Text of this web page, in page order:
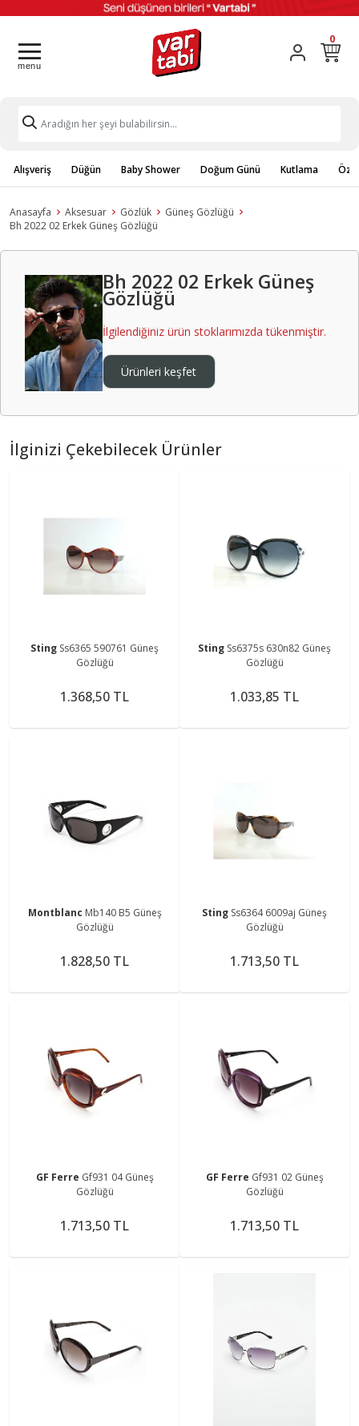
0
Alışveriş Düğün Baby Shower Doğum Günü Kutlama
Anasayfa Aksesuar Gözlük
Güneş Gözlüğü
Bh 2022 02 Erkek Güneş Gözlüğü
Bh 2022 02 Erkek Güneş
Gözlüğü
İlgilendiğiniz ürün stoklarımızda tükenmiştir.
Ürünleri keşfet
İlginizi Çekebilecek Ürünler
Sting Ss6365 590761 Güneş
Gözlüğü
1.368,50 TL
Sting Ss6375s 630n82 Güneş
Gözlüğü
1.033,85 TL
Montblanc Mb140 B5 Güneş
Gözlüğü
1.828,50 TL
Sting Ss6364 6009aj Güneş
Gözlüğü
1.713,50 TL
GF Ferre Gf931 04 Güneş
Gözlüğü
1.713,50 TL
GF Ferre Gf931 02 Güneş
Gözlüğü
1.713,50 TL